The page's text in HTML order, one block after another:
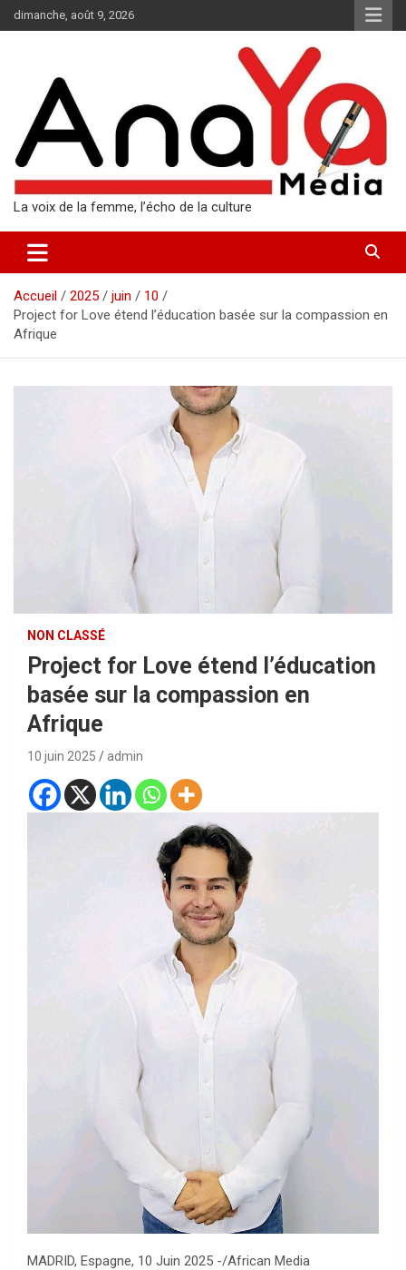
Aller
au
dimanche, août 9, 2026
La voix de la femme, l’écho de la culture
Accueil 2025 juin
10
Project for Love étend l’éducation basée sur la compassion en
Afrique
NON CLASSÉ
Project for Love étend l’éducation
basée sur la compassion en
Afrique
10 juin 2025 admin
MADRID, Espagne, 10 Juin 2025 -/African Media